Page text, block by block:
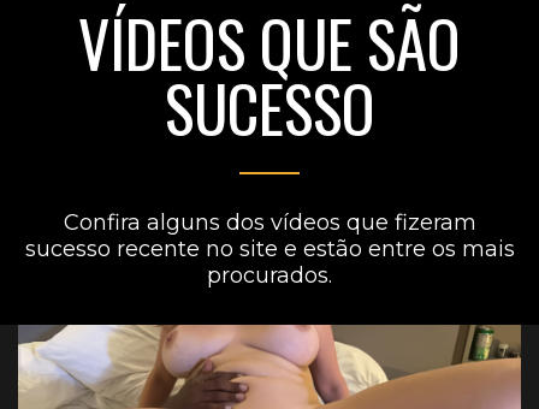
VÍDEOS QUE SÃO
SUCESSO
Confira alguns dos vídeos que fizeram
sucesso recente no site e estão entre os mais
procurados.